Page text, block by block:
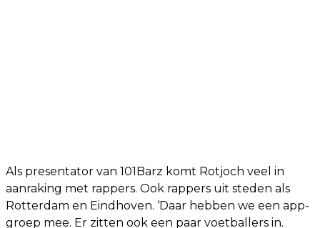
Als presentator van 101Barz komt Rotjoch veel in
aanraking met rappers. Ook rappers uit steden als
Rotterdam en Eindhoven. ‘Daar hebben we een app-
groep mee. Er zitten ook een paar voetballers in.